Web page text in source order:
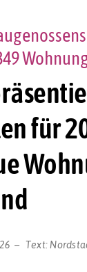
für
Text: